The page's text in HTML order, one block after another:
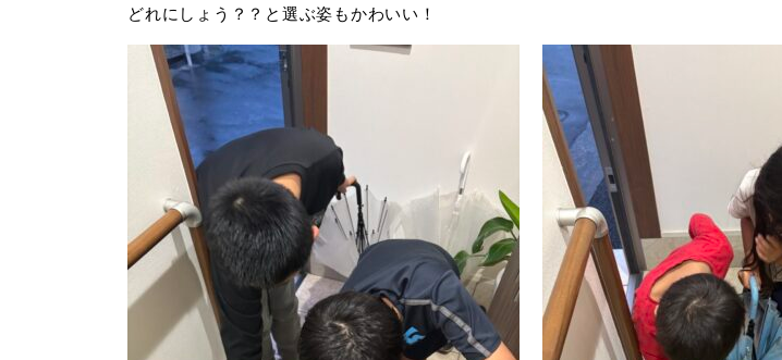
どれにしょう？？と選ぶ姿もかわいい！